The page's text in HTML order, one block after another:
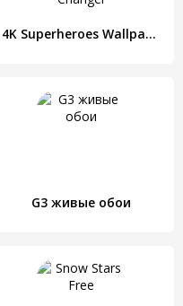
4K Superheroes Wallpapers - Live Wallpaper Changer
G3 живые обои